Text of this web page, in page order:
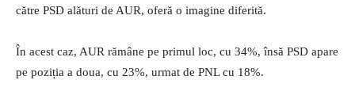
către PSD alături de AUR, oferă o imagine diferită.
În acest caz, AUR rămâne pe primul loc, cu 34%, însă PSD apare
pe poziția a doua, cu 23%, urmat de PNL cu 18%.